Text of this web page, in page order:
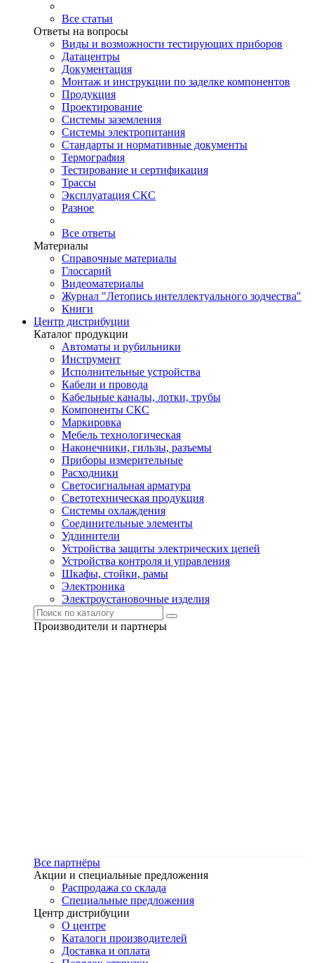
Все статьи
Ответы на вопросы
Виды и возможности тестирующих приборов
Датацентры
Документация
Монтаж и инструкции по заделке компонентов
Продукция
Проектирование
Системы заземления
Системы электропитания
Стандарты и нормативные документы
Термография
Тестирование и сертификация
Трассы
Эксплуатация СКС
Разное
Все ответы
Материалы
Справочные материалы
Глоссарий
Видеоматериалы
Журнал "Летопись интеллектуального зодчества"
Книги
Центр дистрибуции
Каталог продукции
Автоматы и рубильники
Инструмент
Исполнительные устройства
Кабели и провода
Кабельные каналы, лотки, трубы
Компоненты СКС
Маркировка
Мебель технологическая
Наконечники, гильзы, разъемы
Приборы измерительные
Расходники
Светосигнальная арматура
Светотехническая продукция
Системы охлаждения
Соединительные элементы
Удлинители
Устройства защиты электрических цепей
Устройства контроля и управления
Шкафы, стойки, рамы
Электроника
Электроустановочные изделия
Производители и партнеры
Все партнёры
Акции и специальные предложения
Распродажа со склада
Специальные предложения
Центр дистрибуции
О центре
Каталоги производителей
Доставка и оплата